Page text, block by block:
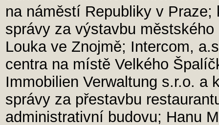
na náměstí Republiky v
správy za výstavbu
Louka ve Znojmě; Intercom,
centra na místě Velkého
Immobilien Verwaltung s.r.o. a
správy za přestavbu
administrativní budovu; Hanu